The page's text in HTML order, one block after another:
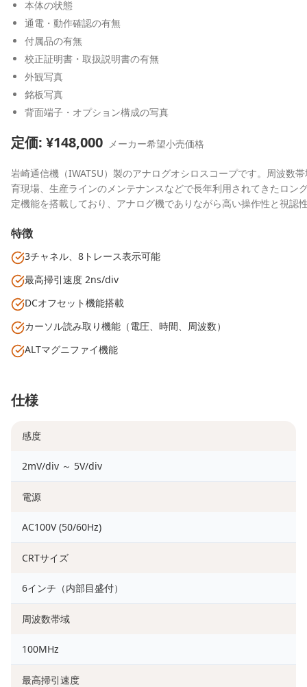
本体の状態
通電・動作確認の有無
付属品の有無
校正証明書・取扱説明書の有無
外観写真
銘板写真
背面端子・オプション構成の写真
定価: ¥148,000 メーカー希望小売価格
岩崎通信機（IWATSU）製のアナログオシロスコープです。周波数
育現場、生産ラインのメンテナンスなどで長年利用されてきたロン
定機能を搭載しており、アナログ機でありながら高い操作性と視認
特徴
3チャネル、8トレース表示可能
最高掃引速度 2ns/div
DCオフセット機能搭載
カーソル読み取り機能（電圧、時間、周波数）
ALTマグニファイ機能
仕様
感度
2mV/div ～ 5V/div
電源
AC100V (50/60Hz)
CRTサイズ
6インチ（内部目盛付）
周波数帯域
100MHz
最高掃引速度